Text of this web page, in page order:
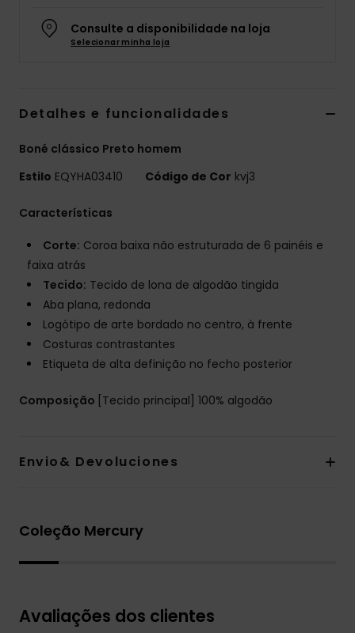
Consulte a disponibilidade na loja
Selecionar minha loja
Detalhes e funcionalidades
Boné clássico Preto homem
Estilo EQYHA03410 Código de Cor kvj3
Características
Corte: Coroa baixa não estruturada de 6 painéis e
faixa atrás
Tecido: Tecido de lona de algodão tingida
Aba plana, redonda
Logótipo de arte bordado no centro, à frente
Costuras contrastantes
Etiqueta de alta definição no fecho posterior
Composição [Tecido principal] 100% algodão
Envio& Devoluciones
Coleção Mercury
Avaliações dos clientes